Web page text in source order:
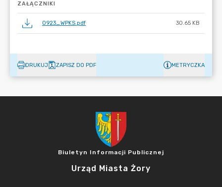
ZAŁĄCZNIKI
0923_WPKS.pdf 30.65 KB
DRUKUJ ZAPISZ DO PDF METRYCZKA
Biuletyn Informacji Publicznej
Urząd Miasta Żory